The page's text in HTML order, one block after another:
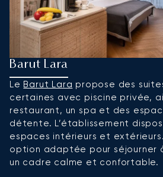
Barut Lara
Le Barut Lara propose des
certaines avec piscine privée,
restaurant, un spa et des
détente. L’établissement
espaces intérieurs et
option adaptée pour séjourner
un cadre calme et confortable.